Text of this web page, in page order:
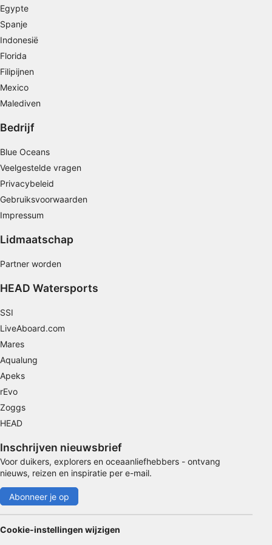
Egypte
Spanje
Indonesië
Florida
Filipijnen
Mexico
Malediven
Bedrijf
Blue Oceans
Veelgestelde vragen
Privacybeleid
Gebruiksvoorwaarden
Impressum
Lidmaatschap
Partner worden
HEAD Watersports
SSI
LiveAboard.com
Mares
Aqualung
Apeks
rEvo
Zoggs
HEAD
Inschrijven nieuwsbrief
Voor duikers, explorers en oceaanliefhebbers - ontvang
nieuws, reizen en inspiratie per e-mail.
Abonneer je op
Cookie-instellingen wijzigen
Profielen aanmaken ten behoeve van
gepersonaliseerde advertenties
Profielen gebruiken voor de selectie van
Profielen aanmaken ter personalisatie van
content
Profielen gebruiken ter selectie van
Contentprestaties meten
Publieksgroepen begrijpen aan de hand van
statistieken of combinaties van gegevens uit
verschillende bronnen
Diensten ontwikkelen en verbeteren
Beperkte gegevens gebruiken om content te
Speciale functies van IAB:
opgevraagde informatie
Niet-IAB-verwerkingsdoeleinden:
Prestatie
Advertenties